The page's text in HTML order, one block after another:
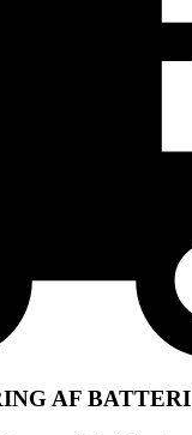
AF BATTERI